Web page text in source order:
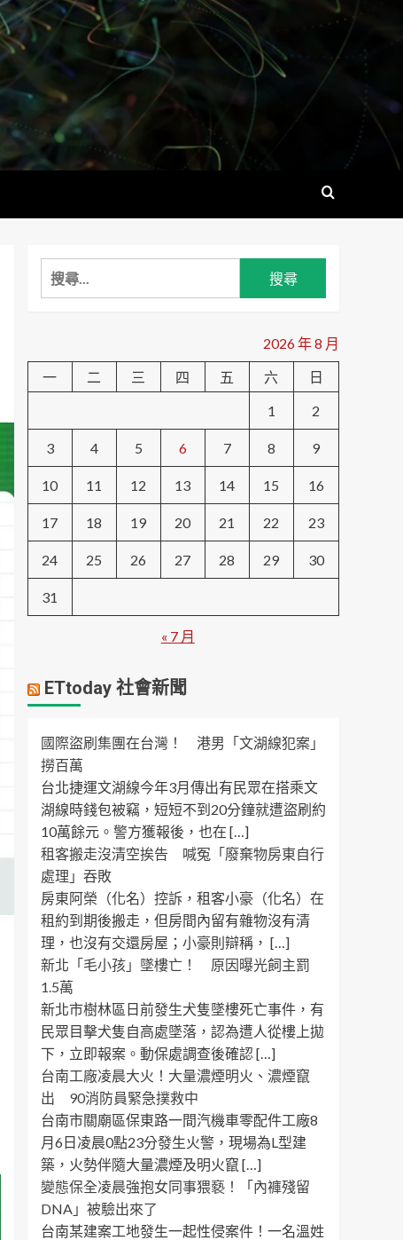
搜
尋
字:
2026 年 8 月
一
二 三 四 五 六
日
1
2
3 4 5 6 7 8 9
10 11 12 13 14 15 16
17 18 19 20 21 22 23
24 25 26 27 28 29 30
31
« 7 月
ETtoday 社會新聞
國際盜刷集團在台灣！ 港男「文湖線犯案」
撈百萬
台北捷運文湖線今年3月傳出有民眾在搭乘文
湖線時錢包被竊，短短不到20分鐘就遭盜刷約
10萬餘元。警方獲報後，也在 […]
租客搬走沒清空挨告 喊冤「廢棄物房東自行
處理」吞敗
房東阿榮（化名）控訴，租客小豪（化名）在
租約到期後搬走，但房間內留有雜物沒有清
理，也沒有交還房屋；小豪則辯稱， […]
新北「毛小孩」墜樓亡！ 原因曝光飼主罰
1.5萬
新北市樹林區日前發生犬隻墜樓死亡事件，有
民眾目擊犬隻自高處墜落，認為遭人從樓上拋
下，立即報案。動保處調查後確認 […]
台南工廠凌晨大火！大量濃煙明火、濃煙竄
出 90消防員緊急撲救中
台南市關廟區保東路一間汽機車零配件工廠8
月6日凌晨0點23分發生火警，現場為L型建
築，火勢伴隨大量濃煙及明火竄 […]
變態保全凌晨強抱女同事猥褻！「內褲殘留
DNA」被驗出來了
台南某建案工地發生一起性侵案件！一名溫姓